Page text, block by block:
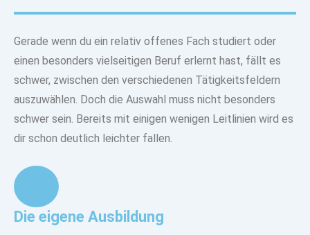
Gerade wenn du ein relativ offenes Fach studiert oder
einen besonders vielseitigen Beruf erlernt hast, fällt es
schwer, zwischen den verschiedenen Tätigkeitsfeldern
auszuwählen. Doch die Auswahl muss nicht besonders
schwer sein. Bereits mit einigen wenigen Leitlinien wird es
dir schon deutlich leichter fallen.
Die eigene Ausbildung